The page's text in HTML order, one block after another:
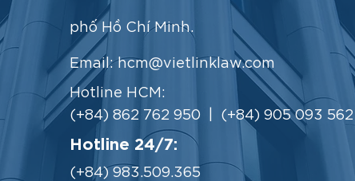
phố Hồ Chí Minh.
Email:hcm@vietlinklaw.com
Hotline HCM:
(+84) 862 762 950 | (+84) 905 093 562
Hotline 24/7:
(+84) 983.509.365